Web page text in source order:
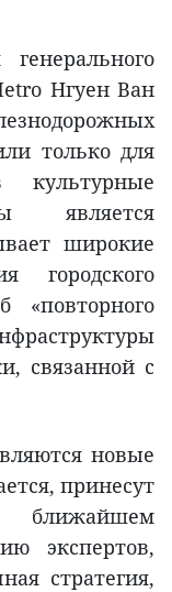
Нгуен Ван
только для
культурные
является
широкие
городского
«повторного
связанной с
новые
принесут
ближайшем
экспертов,
стратегия,